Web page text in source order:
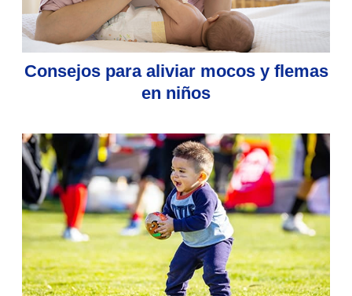
Consejos para aliviar mocos y flemas
en niños